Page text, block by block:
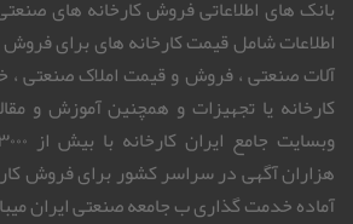
درباره ما
ایران کارخانه ، سامانه جامع فروش
های فعال و غیر فعال در ایران میباشد. ایران
بانک های اطلاعاتی فروش کارخانه های
اطلاعات شامل قیمت کارخانه های برای
آلات صنعتی ، فروش و قیمت املاک صنعتی ،